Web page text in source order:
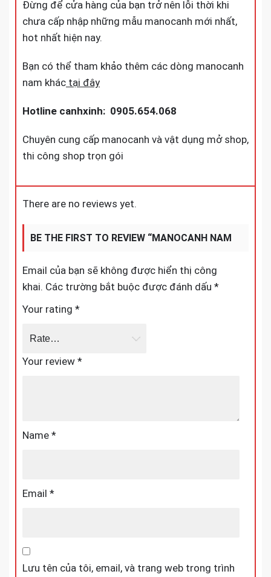
Đừng để cửa hàng của bạn trở nên lỗi thời khi
chưa cấp nhập những mẫu manocanh mới nhất,
hot nhất hiện nay.
Bạn có thể tham khảo thêm các dòng manocanh
nam khác tại đây
Hotline canhxinh: 0905.654.068
Chuyên cung cấp manocanh và vật dụng mở shop,
thi công shop trọn gói
There are no reviews yet.
BE THE FIRST TO REVIEW “MANOCANH NAM
MÀU DA CHO SHOP THỜI TRANG”
Email của bạn sẽ không được hiển thị công
khai. Các trường bắt buộc được đánh dấu *
Your rating *
Your review *
Name *
Email *
Lưu tên của tôi, email, và trang web trong trình